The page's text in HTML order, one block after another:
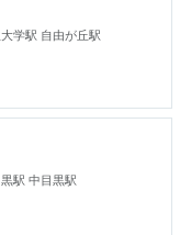
学駅 自由が丘駅
駅 中目黒駅